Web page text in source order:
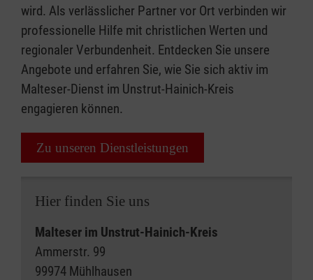
wird. Als verlässlicher Partner vor Ort verbinden wir
professionelle Hilfe mit christlichen Werten und
regionaler Verbundenheit. Entdecken Sie unsere
Angebote und erfahren Sie, wie Sie sich aktiv im
Malteser-Dienst im Unstrut-Hainich-Kreis
engagieren können.
Zu unseren Dienstleistungen
Hier finden Sie uns
Malteser im Unstrut-Hainich-Kreis
Ammerstr. 99
99974 Mühlhausen